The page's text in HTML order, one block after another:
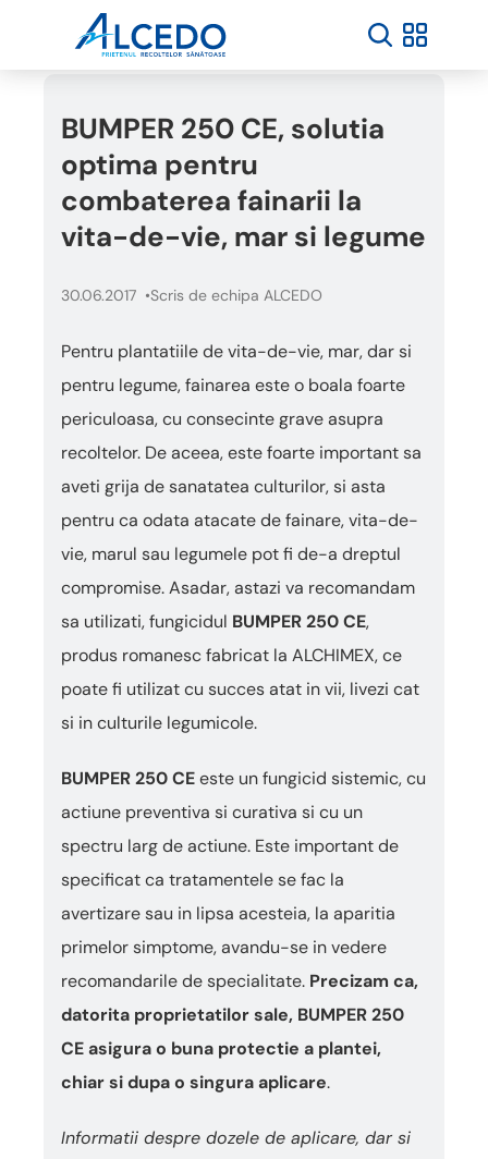
BUMPER 250 CE, solutia
optima pentru
combaterea fainarii la
vita-de-vie, mar si legume
30.06.2017 Scris de echipa ALCEDO
Pentru plantatiile de vita-de-vie, mar, dar si
pentru legume, fainarea este o boala foarte
periculoasa, cu consecinte grave asupra
recoltelor. De aceea, este foarte important sa
aveti grija de sanatatea culturilor, si asta
pentru ca odata atacate de fainare, vita-de-
vie, marul sau legumele pot fi de-a dreptul
compromise. Asadar, astazi va recomandam
sa utilizati, fungicidul BUMPER 250 CE,
produs romanesc fabricat la ALCHIMEX, ce
poate fi utilizat cu succes atat in vii, livezi cat
si in culturile legumicole.
BUMPER 250 CEeste un fungicid sistemic, cu
actiune preventiva si curativa si cu un
spectru larg de actiune. Este important de
specificat ca tratamentele se fac la
avertizare sau in lipsa acesteia, la aparitia
primelor simptome, avandu-se in vedere
recomandarile de specialitate. Precizam ca,
datorita proprietatilor sale, BUMPER 250
CE asigura o buna protectie a plantei,
chiar si dupa o singura aplicare.
Informatii despre dozele de aplicare, dar si